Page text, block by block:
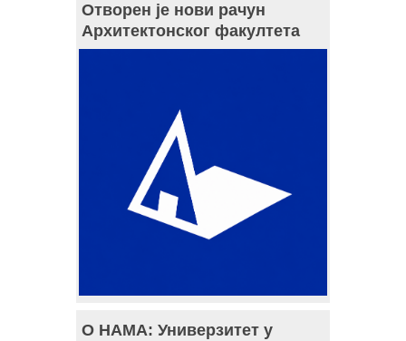
Отворен је нови рачун
Архитектонског факултета
О НАМА: Универзитет у